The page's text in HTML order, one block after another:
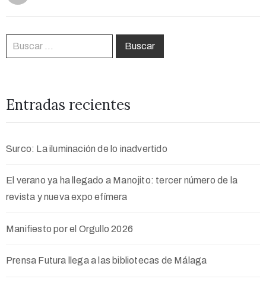
Entradas recientes
Surco: La iluminación de lo inadvertido
El verano ya ha llegado a Manojito: tercer número de la
revista y nueva expo efímera
Manifiesto por el Orgullo 2026
Prensa Futura llega a las bibliotecas de Málaga